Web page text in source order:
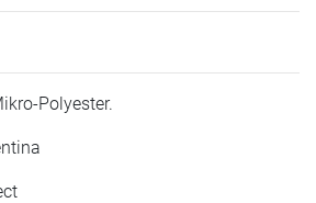
Polyester.